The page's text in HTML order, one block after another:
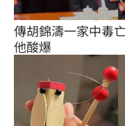
傳胡錦濤一家中毒
他酸爆